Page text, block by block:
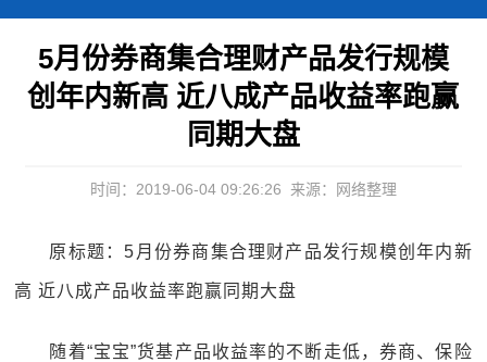
5月份券商集合理财产品发行规模
创年内新高 近八成产品收益率跑赢
同期大盘
时间：2019-06-04 09:26:26 来源：网络整理
原标题：5月份券商集合理财产品发行规模创年内新
高 近八成产品收益率跑赢同期大盘
随着“宝宝”货基产品收益率的不断走低，券商、保险